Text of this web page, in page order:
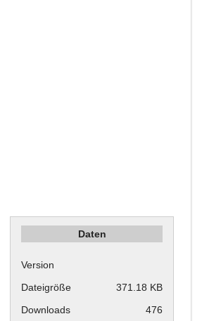
Daten
Version
Dateigröße
371.18 KB
Downloads
476